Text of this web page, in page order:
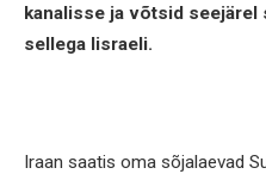
kanalisse ja võtsid seejärel
sellega Iisraeli.
Iraan saatis oma sõjalaevad